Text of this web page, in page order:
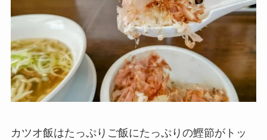
カツオ飯はたっぷりご飯にたっぷりの鰹節がトッ